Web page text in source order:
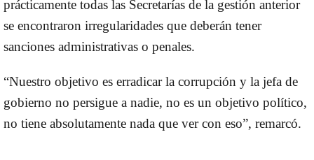
prácticamente todas las Secretarías de la gestión anterior
se encontraron irregularidades que deberán tener
sanciones administrativas o penales.
“Nuestro objetivo es erradicar la corrupción y la jefa de
gobierno no persigue a nadie, no es un objetivo político,
no tiene absolutamente nada que ver con eso”, remarcó.